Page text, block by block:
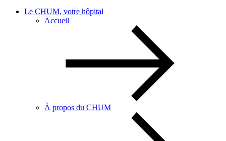
Le CHUM, votre hôpital
Accueil
À propos du CHUM